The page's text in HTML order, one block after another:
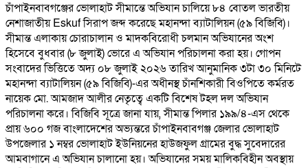
চাঁপাইনবাবগঞ্জের ভোলাহাট সীমান্তে অভিযান চালিয়ে ৮৪ বোতল ভারতীয়
নেশাজাতীয় Eskuf সিরাপ জব্দ করেছে মহানন্দা ব্যাটালিয়ন (৫৯ বিজিবি)।
সীমান্ত এলাকায় চোরাচালান ও মাদকবিরোধী চলমান অভিযানের অংশ
হিসেবে বুধবার (৮ জুলাই) ভোরে এ অভিযান পরিচালনা করা হয়। গোপন
সংবাদের ভিত্তিতে অদ্য ০৮ জুলাই ২০২৬ তারিখ আনুমানিক ৩টা ৩০ মিনিটে
মহানন্দা ব্যাটালিয়ন (৫৯ বিজিবি)-এর অধীনস্থ চাঁনশিকারী বিওপিতে কর্মরত
নায়েক মো. আমজাদ আলীর নেতৃত্বে একটি বিশেষ টহল দল অভিযান
পরিচালনা করে। বিজিবি সূত্রে জানা যায়, সীমান্ত পিলার ১৯৯/৪-এস থেকে
প্রায় ৬০০ গজ বাংলাদেশের অভ্যন্তরে চাঁপাইনবাবগঞ্জ জেলার ভোলাহাট
উপজেলার ১ নম্বর ভোলাহাট ইউনিয়নের হাউজফুল গ্রামের বুদ্ধ সুবেদারের
আমবাগানে এ অভিযান চালানো হয়। অভিযানের সময় মালিকবিহীন অবস্থায়